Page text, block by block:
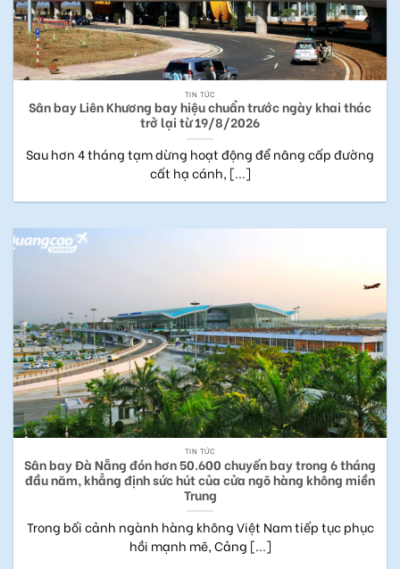
TIN TỨC
Sân bay Liên Khương bay hiệu chuẩn trước ngày khai thác
trở lại từ 19/8/2026
Sau hơn 4 tháng tạm dừng hoạt động để nâng cấp đường
cất hạ cánh, [...]
TIN TỨC
Sân bay Đà Nẵng đón hơn 50.600 chuyến bay trong 6 tháng
đầu năm, khẳng định sức hút của cửa ngõ hàng không miền
Trung
Trong bối cảnh ngành hàng không Việt Nam tiếp tục phục
hồi mạnh mẽ, Cảng [...]